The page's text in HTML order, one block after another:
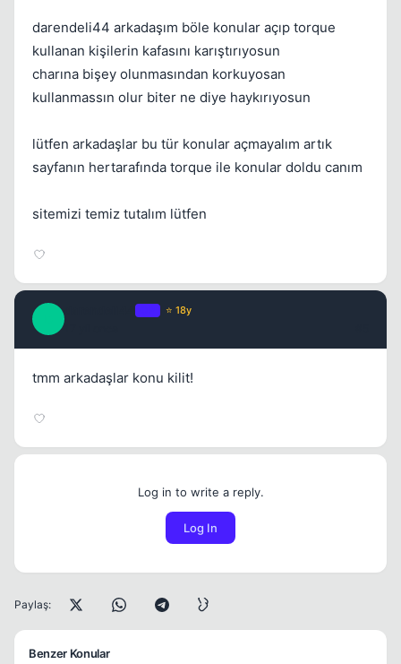
darendeli44 arkadaşım böle konular açıp torque
kullanan kişilerin kafasını karıştırıyosun
charına bişey olunmasından korkuyosan
kullanmassın olur biter ne diye haykırıyosun
lütfen arkadaşlar bu tür konular açmayalım artık
sayfanın hertarafında torque ile konular doldu canım
sitemizi temiz tutalım lütfen
⭐ 18y
tmm arkadaşlar konu kilit!
Log in to write a reply.
Log In
Paylaş:
Benzer Konular